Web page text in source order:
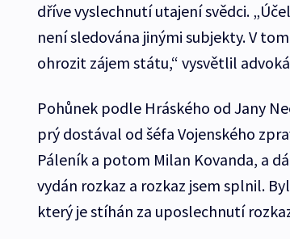
dříve vyslechnutí utajení svědci.
není sledována jinými subjekty. V
ohrozit zájem státu,“ vysvětlil
Pohůnek podle Hráského od Jany
prý dostával od šéfa Vojenského
Páleník a potom Milan Kovanda, a
vydán rozkaz a rozkaz jsem splnil.
který je stíhán za uposlechnutí